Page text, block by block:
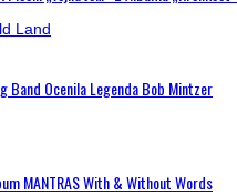
Band Ocenila Legenda Bob Mintzer
MANTRAS With & Without Words